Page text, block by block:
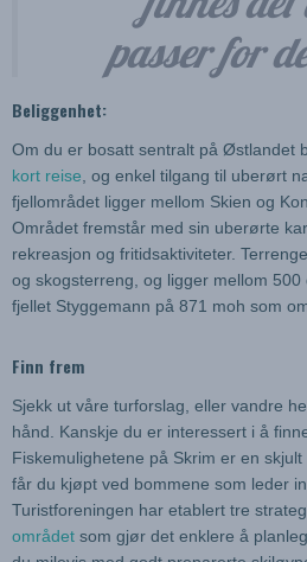
passer for
Beliggenhet:
Om du er bosatt sentralt på Østlandet
kort reise , og enkel tilgang til uberørt
fjellområdet ligger mellom Skien og
Området fremstår med sin uberørte
rekreasjon og fritidsaktiviteter.
og skogsterreng, og ligger mellom
fjellet Styggemann på 871 moh som
Finn frem
Sjekk ut våre turforslag, eller vandre
hånd. Kanskje du er interessert i å
Fiskemulighetene på Skrim er en
får du kjøpt ved bommene som leder
Turistforeningen har etablert tre
området som gjør det enklere å